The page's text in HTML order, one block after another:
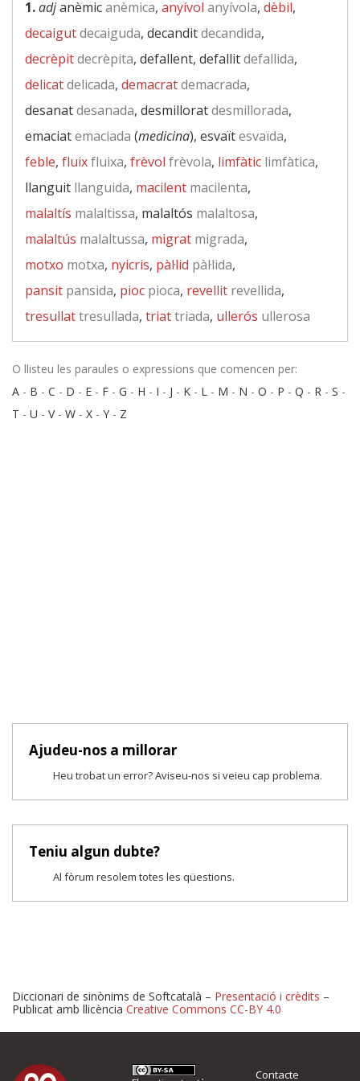
1.adjanèmicanèmica, anyívol anyívola, dèbil,
decaigutdecaiguda, decanditdecandida,
decrèpitdecrèpita, defallent, defallitdefallida,
delicatdelicada, demacratdemacrada,
desanatdesanada, desmilloratdesmillorada,
emaciatemaciada (medicina), esvaïtesvaïda,
feble, fluixfluixa, frèvol frèvola, limfàtic limfàtica,
llanguit llanguida, macilent macilenta,
malaltís malaltissa, malaltós malaltosa,
malaltús malaltussa, migrat migrada,
motxo motxa, nyicris, pàl·lid pàl·lida,
pansit pansida, pioc pioca, revellit revellida,
tresullattresullada, triattriada, ullerós ullerosa
O llisteu les paraules o expressions que comencen per:
A - B - C - D - E - F - G - H - I - J - K - L - M - N - O - P - Q - R - S -
T - U - V- W - X - Y - Z
Ajudeu-nos a millorar
Heu trobat un error? Aviseu-nos si veieu cap problema.
Teniu algun dubte?
Al fòrum resolem totes les qüestions.
Proposeu-nos millores o
Diccionari de sinònims de Softcatalà – Presentació i crèdits –
Publicat amb llicència Creative Commons CC-BY 4.0
Contacte